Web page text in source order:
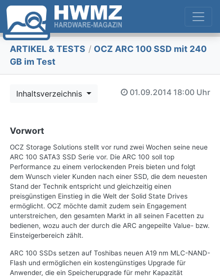
ARTIKEL & TESTS / OCZ ARC 100 SSD mit 240
GB im Test
Inhaltsverzeichnis 01.09.2014 18:00 Uhr
Vorwort
OCZ Storage Solutions stellt vor rund zwei Wochen seine neue
ARC 100 SATA3 SSD Serie vor. Die ARC 100 soll top
Performance zu einem verlockenden Preis bieten und folgt
dem Wunsch vieler Kunden nach einer SSD, die dem neuesten
Stand der Technik entspricht und gleichzeitig einen
preisgünstigen Einstieg in die Welt der Solid State Drives
ermöglicht. OCZ möchte damit zudem sein Engagement
unterstreichen, den gesamten Markt in all seinen Facetten zu
bedienen, wozu auch der durch die ARC angepeilte Value- bzw.
Einsteigerbereich zählt.
ARC 100 SSDs setzen auf Toshibas neuen A19 nm MLC-NAND-
Flash und ermöglichen ein kostengünstiges Upgrade für
Anwender, die ein Speicherupgrade für mehr Kapazität